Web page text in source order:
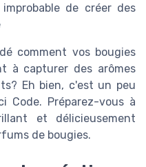
de créer des
comment vos bougies
à capturer des arômes
Eh bien, c'est un peu
Code. Préparez-vous à
et délicieusement
de bougies.